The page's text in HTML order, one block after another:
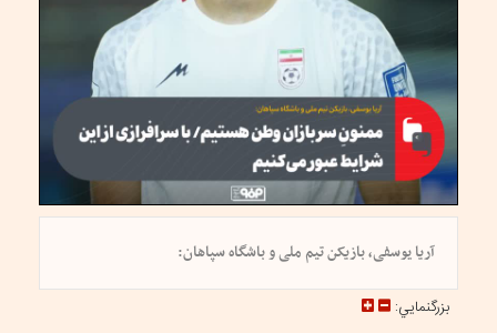
آریا یوسفی، بازیکن تیم ملی و باشگاه سپاهان:
بزرگنمايي: